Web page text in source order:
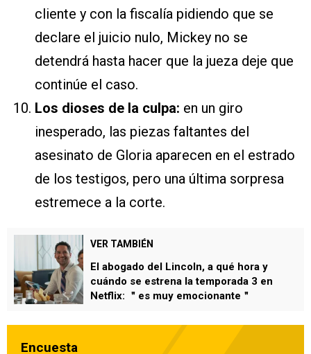
cliente y con la fiscalía pidiendo que se
declare el juicio nulo, Mickey no se
detendrá hasta hacer que la jueza deje que
continúe el caso.
Los dioses de la culpa: en un giro
inesperado, las piezas faltantes del
asesinato de Gloria aparecen en el estrado
de los testigos, pero una última sorpresa
estremece a la corte.
VER TAMBIÉN
El abogado del Lincoln, a qué hora y
cuándo se estrena la temporada 3 en
Netflix: ＂es muy emocionante＂
Encuesta